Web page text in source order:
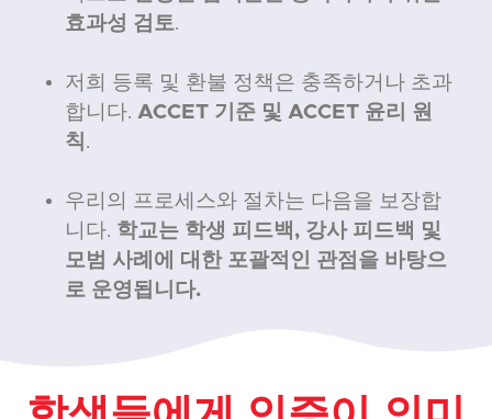
효과성 검토.
저희 등록 및 환불 정책은 충족하거나 초과
합니다.ACCET 기준 및 ACCET 윤리 원
칙 .
우리의 프로세스와 절차는 다음을 보장합
니다. 학교는 학생 피드백, 강사 피드백 및
모범 사례에 대한 포괄적인 관점을 바탕으
로 운영됩니다.